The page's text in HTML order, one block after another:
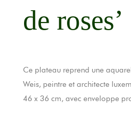
de roses’
Ce plateau reprend une
Weis, peintre et architecte
46 x 36 cm, avec enveloppe